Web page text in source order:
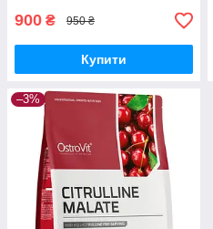
900 ₴ 950 ₴
Купити
–3%